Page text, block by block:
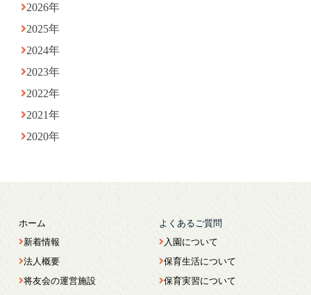
2026年
2025年
2024年
2023年
2022年
2021年
2020年
ホーム
新着情報
法人概要
将友会の運営施設
よくあるご質問
入園について
保育生活について
保育実習について